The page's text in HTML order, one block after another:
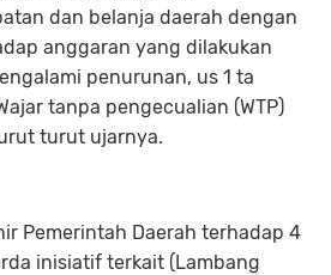
dan belanja daerah dengan
anggaran yang dilakukan
penurunan, us 1 ta
tanpa pengecualian (WTP)
turut ujarnya.
Pemerintah Daerah terhadap 4
inisiatif terkait (Lambang